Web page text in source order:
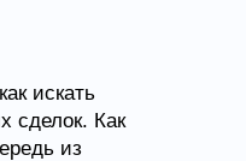
искать
сделок. Как
из